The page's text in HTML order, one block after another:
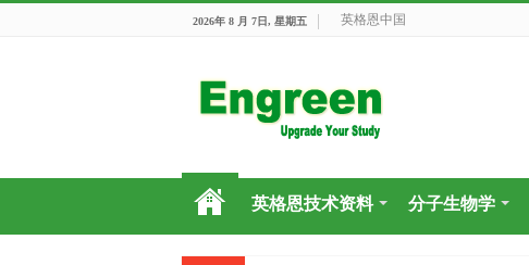
2026年 8 月 7日, 星期五 英格恩中国
英格恩技术资料 分子生物学